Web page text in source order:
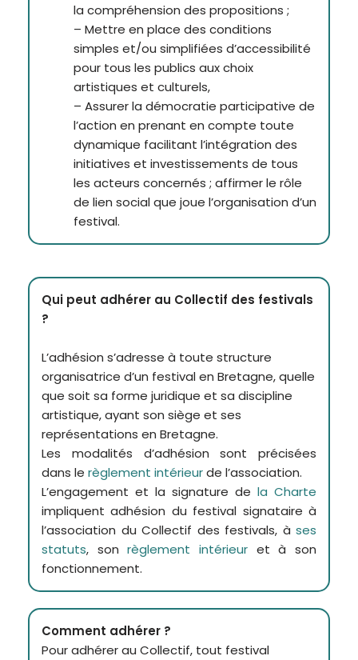
la compréhension des propositions ;
– Mettre en place des conditions
simples et/ou simplifiées d’accessibilité
pour tous les publics aux choix
artistiques et culturels,
– Assurer la démocratie participative de
l’action en prenant en compte toute
dynamique facilitant l’intégration des
initiatives et investissements de tous
les acteurs concernés ; affirmer le rôle
de lien social que joue l’organisation d’un
festival.
Qui peut adhérer au Collectif des festivals
?
L’adhésion s’adresse à toute structure
organisatrice d’un festival en Bretagne, quelle
que soit sa forme juridique et sa discipline
artistique, ayant son siège et ses
représentations en Bretagne.
Les modalités d’adhésion sont précisées
dans le règlement intérieurde l’association.
L’engagement et la signature de la Charte
impliquent adhésion du festival signataire à
l’association du Collectif des festivals, à ses
statuts, sonrèglement intérieur et à son
fonctionnement.
Comment adhérer ?
Pour adhérer au Collectif, tout festival